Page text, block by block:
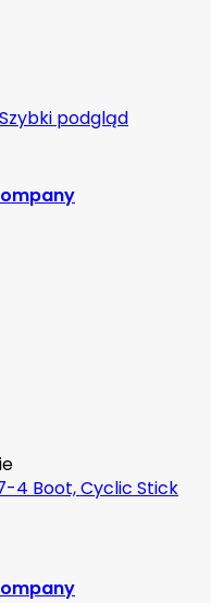
Szybki podgląd